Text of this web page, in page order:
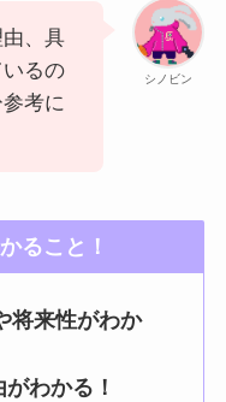
シノビン
、具
るの
考に
ること！
将来性がわか
わかる！